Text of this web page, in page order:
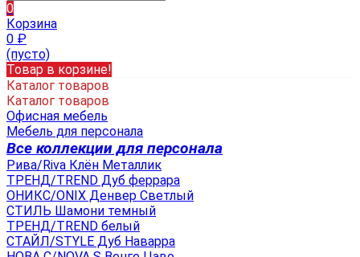
0
Корзина
0 ₽
(пусто)
Товар в корзине!
Каталог товаров
Каталог товаров
Офисная мебель
Мебель для персонала
Все коллекции для персонала
Рива/Riva Клён Металлик
ТРЕНД/TREND Дуб феррара
ОНИКС/ONIX Денвер Светлый
СТИЛЬ Шамони темный
ТРЕНД/TREND белый
СТАЙЛ/STYLE Дуб Наварра